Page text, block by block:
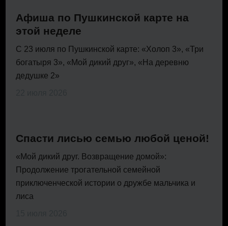
Афиша по Пушкинской карте на
этой неделе
С 23 июля по Пушкинской карте: «Холоп 3», «Три
богатыря 3», «Мой дикий друг», «На деревню
дедушке 2»
Спасти лисью семью любой ценой!
«Мой дикий друг. Возвращение домой»:
Продолжение трогательной семейной
приключенческой истории о дружбе мальчика и
лиса